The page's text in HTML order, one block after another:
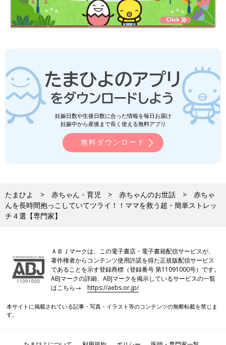
した、別冊付録「0～3カ月 お世話の教科書」がついています。
参考／『初めてのひよこクラブ』2022年秋号別冊付録「0～3カ
月 お世話の教科書」
『初めてのひよこクラブ』最新号はこちら！
妊娠日数や生後日数に合った情報を毎日お届け
妊娠中から産後まで長く使える無料アプリ
無料ダウンロード
たまひよ 赤ちゃん・育児 赤ちゃんのお世話
赤ちゃ
んを長時間抱っこしていてツライ！！ママを救う超・簡単ストレッ
チ４選【専門家】
ＡＢＪマークは、この電子書店・電子書籍配信サービスが、
著作権者からコンテンツ使用許諾を得た正規版配信サービス
であることを示す登録商標（登録番号 第11091000号）です。
ABJマークの詳細、ABJマークを掲示しているサービスの一覧
はこちら→https://aebs.or.jp/
本サイトに掲載されている記事・写真・イラスト等のコンテンツの無断転載を禁じま
す。